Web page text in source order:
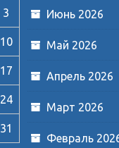
3
10
17
24
31
Июнь 2026
Май 2026
Апрель 2026
Март 2026
Февраль